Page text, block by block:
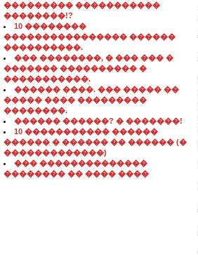
��������� �����������
��������!?
10 ��������
���������������� ������
����������.
��� ��������, � ��� ��� �
������� ���������� �
�����������.
������ ����. ��� ����� ��
����� ���� ���������
��������.
������ ������? � �������!
10 ����������� ������
������ � ������ �� ������ (�
�������������)
��� ��������������
�������� �� ���� ����